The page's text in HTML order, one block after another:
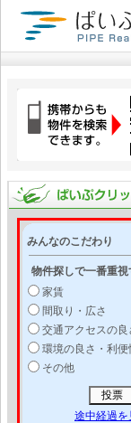
みんなのこだわり
物件探しで一番重視
家賃
間取り・広さ
交通アクセスの良
環境の良さ・利便
その他
途中経過を